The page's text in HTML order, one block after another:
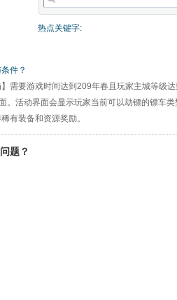
热点关键字:
件？
需要游戏时间达到209年春且玩家主城等级
。活动界面会显示玩家当前可以劫镖的镖车
有装备和资源奖励。
题？